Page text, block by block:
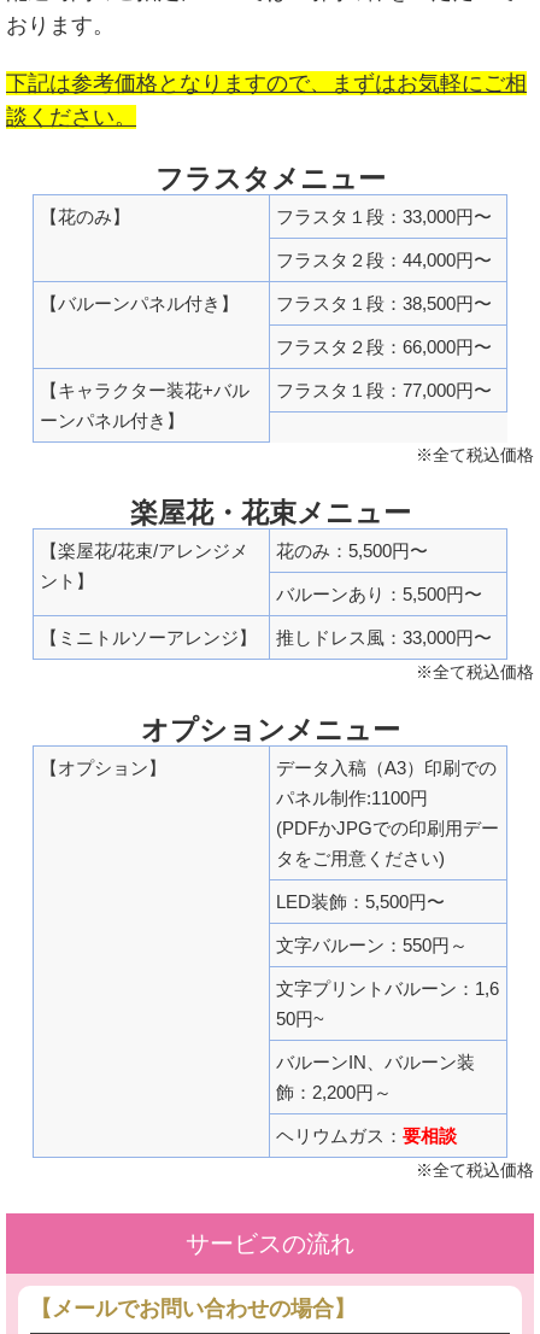
おります。
下記は参考価格となりますので、まずはお気軽にご相
談ください。
フラスタメニュー
【花のみ】 フラスタ１段：33,000円〜
フラスタ２段：44,000円〜
【バルーンパネル付き】 フラスタ１段：38,500円〜
フラスタ２段：66,000円〜
【キャラクター装花+バル
ーンパネル付き】
フラスタ１段：77,000円〜
※全て税込価格
楽屋花・花束メニュー
【楽屋花/花束/アレンジメ
ント】
花のみ：5,500円〜
バルーンあり：5,500円〜
【ミニトルソーアレンジ】 推しドレス風：33,000円〜
※全て税込価格
オプションメニュー
【オプション】
データ入稿（A3）印刷での
パネル制作:1100円
(PDFかJPGでの印刷用デー
タをご用意ください)
LED装飾：5,500円〜
文字バルーン：550円～
文字プリントバルーン：1,6
50円~
バルーンIN、バルーン装
飾：2,200円～
ヘリウムガス： 要相談
※全て税込価格
サービスの流れ
【メールでお問い合わせの場合】